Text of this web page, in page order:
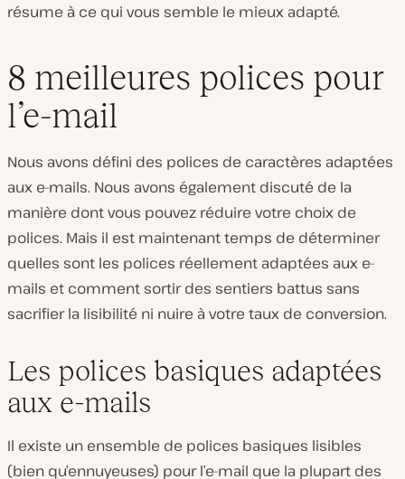
résume à ce qui vous semble le mieux adapté.
8 meilleures polices pour
l’e-mail
Nous avons défini des polices de caractères adaptées
aux e-mails. Nous avons également discuté de la
manière dont vous pouvez réduire votre choix de
polices. Mais il est maintenant temps de déterminer
quelles sont les polices réellement adaptées aux e-
mails et comment sortir des sentiers battus sans
sacrifier la lisibilité ni nuire à votre taux de conversion.
Les polices basiques adaptées
aux e-mails
Il existe un ensemble de polices basiques lisibles
(bien qu’ennuyeuses) pour l’e-mail que la plupart des